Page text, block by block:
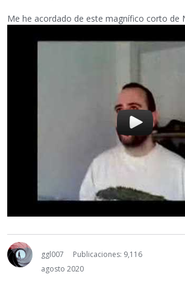
Me he acordado de este magnífico corto de
ggl007
Publicaciones: 9,116
agosto 2020